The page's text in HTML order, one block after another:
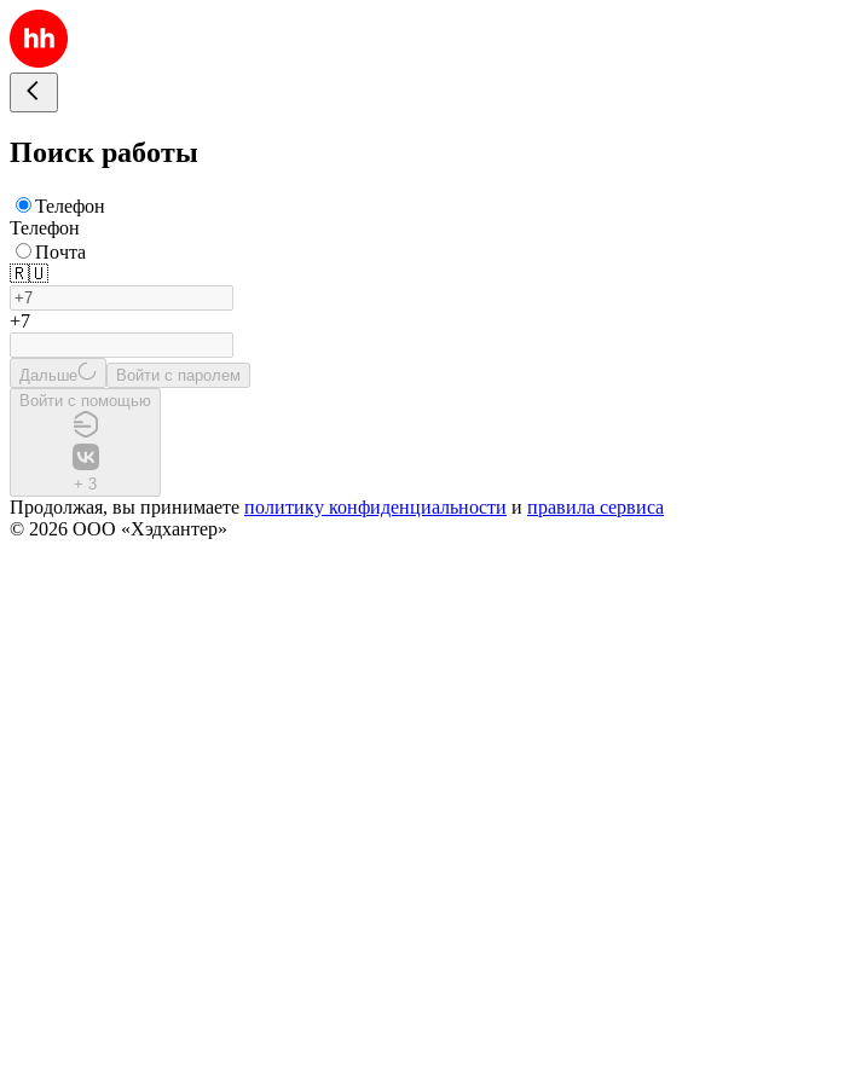
Поиск работы
Телефон
Телефон
Почта
🇷🇺
+7
Дальше
Войти с паролем
Войти с помощью
+ 3
Продолжая, вы принимаете политику конфиденциальности и правила сервиса
© 2026 ООО «Хэдхантер»